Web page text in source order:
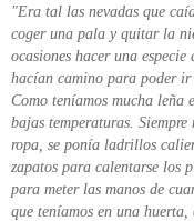
"Era tal las nevadas que
coger una pala y quitar la
ocasiones hacer una
hacían camino para poder ir
Como teníamos mucha leña
bajas temperaturas.
ropa, se ponía ladrillos
zapatos para calentarse los
para meter las manos de
que teníamos en una